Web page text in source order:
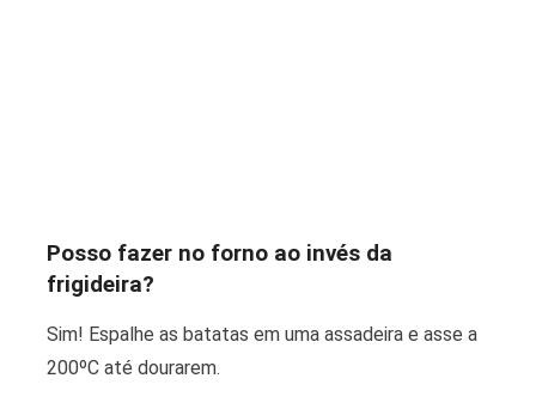
Posso fazer no forno ao invés da
frigideira?
Sim! Espalhe as batatas em uma assadeira e asse a
200ºC até dourarem.